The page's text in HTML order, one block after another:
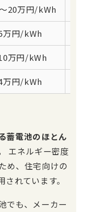
20万円/kWh
万円/kWh
万円/kWh
万円/kWh
蓄電池のほとん
エネルギー密度
め、住宅向けの
れています。
でも、メーカー